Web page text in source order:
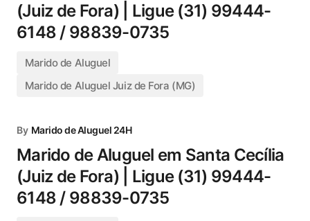
(Juiz de Fora) | Ligue (31) 99444-
6148 / 98839-0735
Marido de Aluguel
Marido de Aluguel Juiz de Fora (MG)
By Marido de Aluguel 24H
Marido de Aluguel em Santa Cecília
(Juiz de Fora) | Ligue (31) 99444-
6148 / 98839-0735